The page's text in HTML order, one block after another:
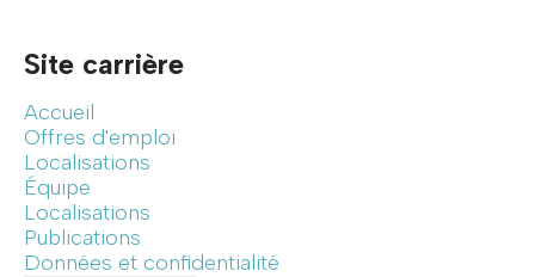
Site carrière
Accueil
Offres d'emploi
Localisations
Équipe
Localisations
Publications
Données et confidentialité